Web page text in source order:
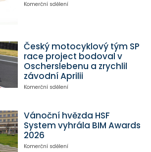
Komerční sdělení
Český motocyklový tým SP
race project bodoval v
Oscherslebenu a zrychlil
závodní Aprilii
Komerční sdělení
Vánoční hvězda HSF
System vyhrála BIM Awards
2026
Komerční sdělení